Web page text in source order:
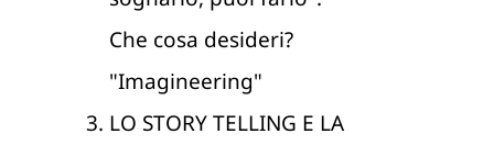
Che cosa desideri?
"Imagineering"
LO STORY TELLING E LA